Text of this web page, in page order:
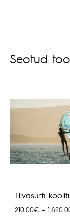
Seotud
Tiivasurfi
210.00€ –